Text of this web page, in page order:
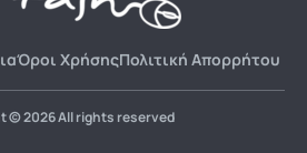
Όροι ΧρήσηςΠολιτική Απορρήτου
© 2026 All rights reserved